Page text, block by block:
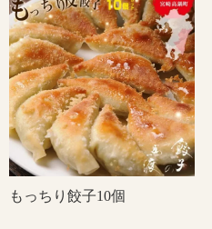
もっちり餃子10個